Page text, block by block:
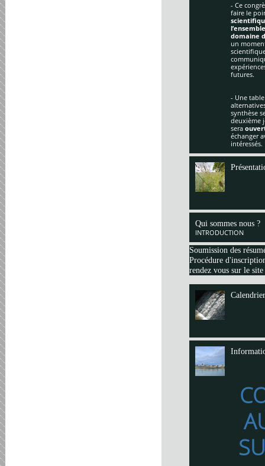
- Ce
faire le
domaine
un
futures.
- Une
synthèse
deuxième
sera
échanger
intéressés.
Qui sommes nous ?
INTRODUCTION
Soumission des
Procédure
rendez vous sur le
Calendrier